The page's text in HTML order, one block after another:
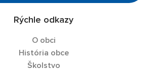
Rýchle odkazy
O obci
História obce
Školstvo